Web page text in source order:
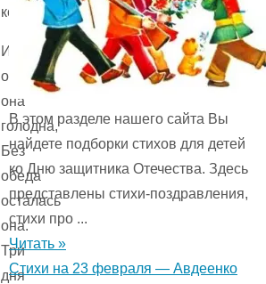
костёр.
И
осталась
она
голодна,
Без
обеда
осталась
она.
Три
дня
В этом разделе нашего сайта Вы
найдете подборки стихов для детей
ко Дню защитника Отечества. Здесь
представлены стихи-поздравления,
стихи про ...
Читать »
Стихи на 23 февраля — Авдеенко